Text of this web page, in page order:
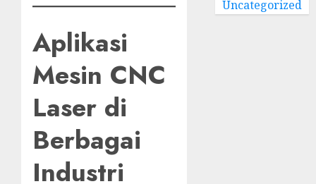
Aplikasi
Mesin CNC
Laser di
Berbagai
Industri
Uncategorized